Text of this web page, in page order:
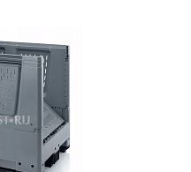
Под заказ